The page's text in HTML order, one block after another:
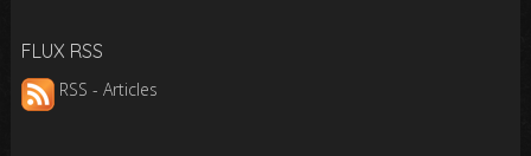
FLUX RSS
RSS - Articles